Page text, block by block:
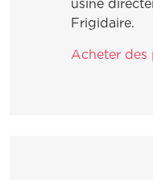
usine
Frigidaire.
Acheter des